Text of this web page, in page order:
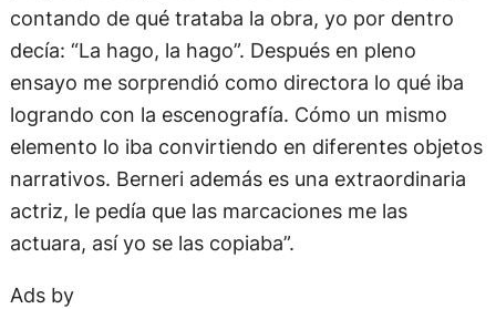
contando de qué trataba la obra, yo por dentro
decía: “La hago, la hago”. Después en pleno
ensayo me sorprendió como directora lo qué iba
logrando con la escenografía. Cómo un mismo
elemento lo iba convirtiendo en diferentes objetos
narrativos. Berneri además es una extraordinaria
actriz, le pedía que las marcaciones me las
actuara, así yo se las copiaba”.
Ads by